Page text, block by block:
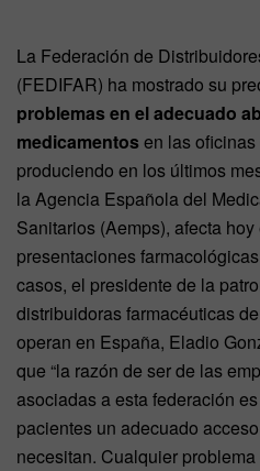
La Federación de
(FEDIFAR) ha mostrado su
problemas en el adecuado
medicamentos en las
produciendo en los últimos
la Agencia Española del
Sanitarios (Aemps), afecta
presentaciones
casos, el presidente de la
distribuidoras farmacéuticas
operan en España, Eladio
que “la razón de ser de las
asociadas a esta federación
pacientes un adecuado
necesitan. Cualquier